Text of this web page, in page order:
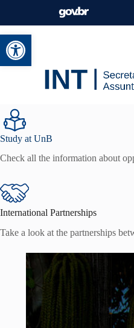
Open toolbar
Study at UnB
Check all the information about
International Partnerships
Take a look at the partnerships